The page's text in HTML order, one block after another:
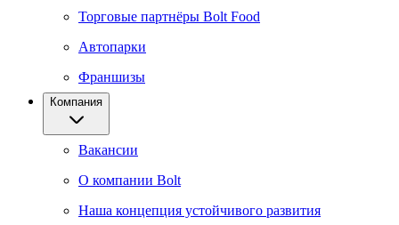
Торговые партнёры Bolt Food
Автопарки
Франшизы
Компания
Вакансии
О компании Bolt
Наша концепция устойчивого развития